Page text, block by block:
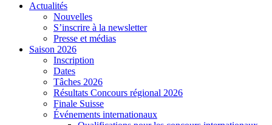
Actualités
Nouvelles
S’inscrire à la newsletter
Presse et médias
Saison 2026
Inscription
Dates
Tâches 2026
Résultats Concours régional 2026
Finale Suisse
Événements internationaux